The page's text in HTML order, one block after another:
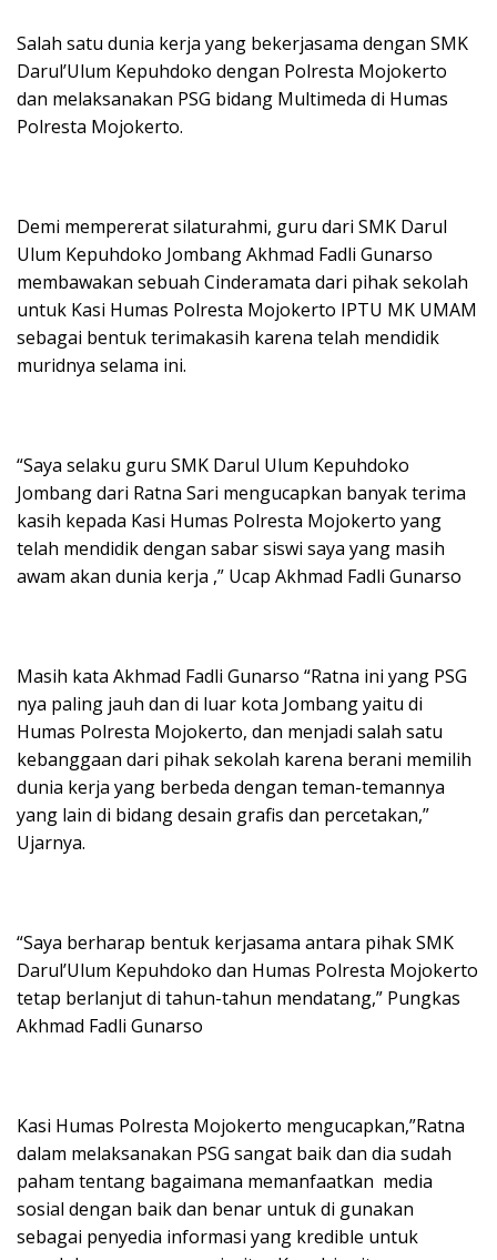
Salah satu dunia kerja yang bekerjasama dengan SMK
Darul’Ulum Kepuhdoko dengan Polresta Mojokerto
dan melaksanakan PSG bidang Multimeda di Humas
Polresta Mojokerto.
Demi mempererat silaturahmi, guru dari SMK Darul
Ulum Kepuhdoko Jombang Akhmad Fadli Gunarso
membawakan sebuah Cinderamata dari pihak sekolah
untuk Kasi Humas Polresta Mojokerto IPTU MK UMAM
sebagai bentuk terimakasih karena telah mendidik
muridnya selama ini.
“Saya selaku guru SMK Darul Ulum Kepuhdoko
Jombang dari Ratna Sari mengucapkan banyak terima
kasih kepada Kasi Humas Polresta Mojokerto yang
telah mendidik dengan sabar siswi saya yang masih
awam akan dunia kerja ,” Ucap Akhmad Fadli Gunarso
Masih kata Akhmad Fadli Gunarso “Ratna ini yang PSG
nya paling jauh dan di luar kota Jombang yaitu di
Humas Polresta Mojokerto, dan menjadi salah satu
kebanggaan dari pihak sekolah karena berani memilih
dunia kerja yang berbeda dengan teman-temannya
yang lain di bidang desain grafis dan percetakan,”
Ujarnya.
“Saya berharap bentuk kerjasama antara pihak SMK
Darul’Ulum Kepuhdoko dan Humas Polresta Mojokerto
tetap berlanjut di tahun-tahun mendatang,” Pungkas
Akhmad Fadli Gunarso
Kasi Humas Polresta Mojokerto mengucapkan,”Ratna
dalam melaksanakan PSG sangat baik dan dia sudah
paham tentang bagaimana memanfaatkan media
sosial dengan baik dan benar untuk di gunakan
sebagai penyedia informasi yang kredible untuk